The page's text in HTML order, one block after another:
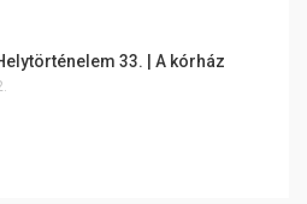
33. | A kórház